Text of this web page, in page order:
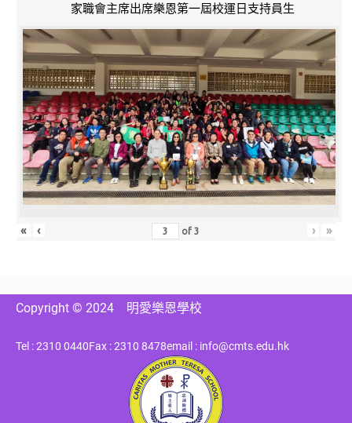
家職會主席出席樂恩第一屆校運日支持員生
« ‹ of3 › »
Copyright © 2024 明愛樂恩學校
Tel : 2310 0440Fax : 2310 8478email : info@cmts.edu.hk